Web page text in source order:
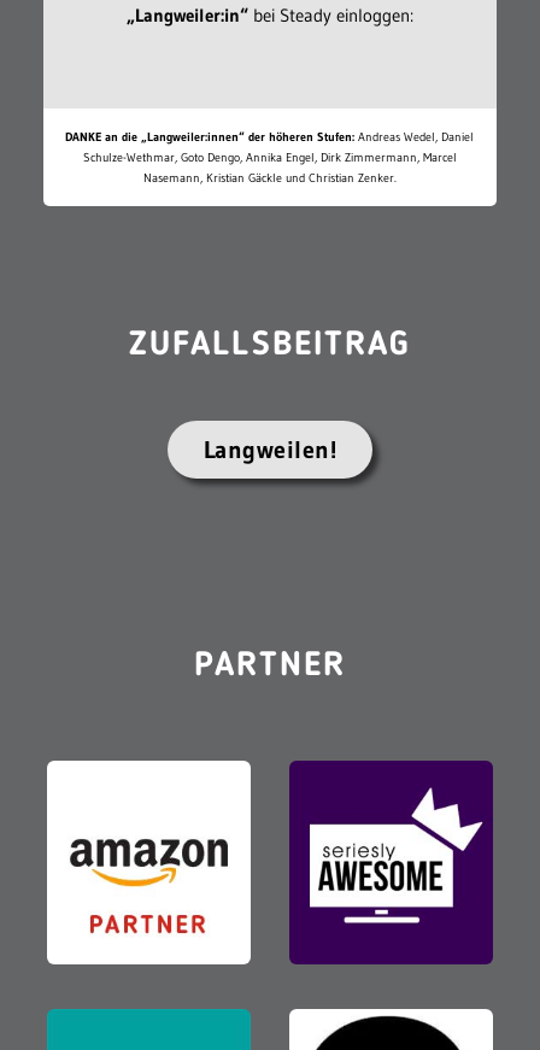
„Langweiler:in“bei Steady einloggen:
DANKE an die „Langweiler:innen“ der höheren Stufen: Andreas Wedel, Daniel
Schulze-Wethmar, Goto Dengo, Annika Engel, Dirk Zimmermann, Marcel
Nasemann, Kristian Gäckle und Christian Zenker.
ZUFALLSBEITRAG
Langweilen!
PARTNER